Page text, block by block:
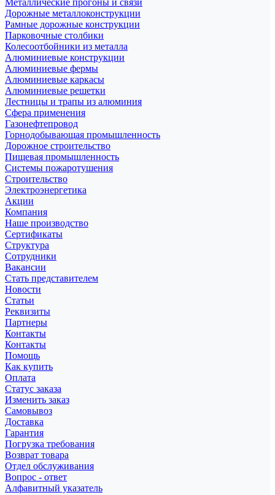
Металлические прогоны и связи
Дорожные металлоконструкции
Рамные дорожные конструкции
Парковочные столбики
Колесоотбойники из металла
Алюминиевые конструкции
Алюминиевые фермы
Алюминиевые каркасы
Алюминиевые решетки
Лестницы и трапы из алюминия
Сфера применения
Газонефтепровод
Горнодобывающая промышленность
Дорожное строительство
Пищевая промышленность
Системы пожаротушения
Строительство
Электроэнергетика
Акции
Компания
Наше производство
Сертификаты
Структура
Сотрудники
Вакансии
Стать представителем
Новости
Статьи
Реквизиты
Партнеры
Контакты
Контакты
Помощь
Как купить
Оплата
Статус заказа
Изменить заказ
Самовывоз
Доставка
Гарантия
Погрузка требования
Возврат товара
Отдел обслуживания
Вопрос - ответ
Алфавитный указатель